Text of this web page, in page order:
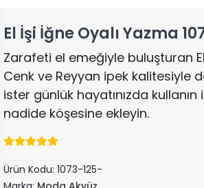
El İşi İğne Oyalı Yazma
Zarafeti el emeğiyle buluşturan
Cenk ve Reyyan ipek kalitesiyle
ister günlük hayatınızda
nadide köşesine ekleyin.
Ürün Kodu: 1073-125-